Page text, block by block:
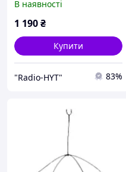
DP4400/4600/4800 (10м)
В наявності
1 190₴
Купити
"Radio-HYT" 83%